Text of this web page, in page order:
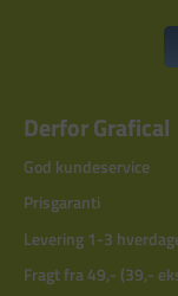
Derfor Grafical
God kundeservice
Prisgaranti
Levering 1-3
Fragt fra 49,- (39,-